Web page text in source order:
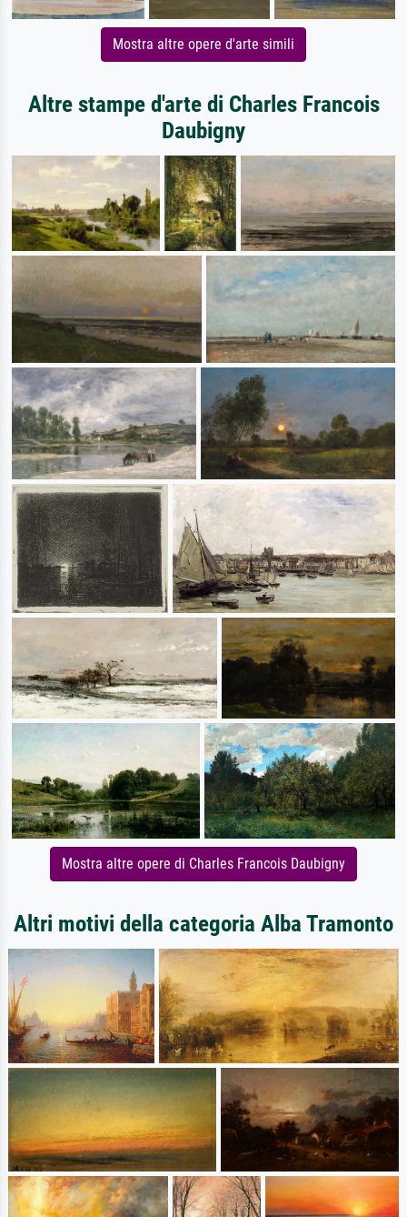
Mostra altre opere d'arte simili
Altre stampe d'arte di Charles Francois
Daubigny
Mostra altre opere di Charles Francois Daubigny
Altri motivi della categoria Alba Tramonto